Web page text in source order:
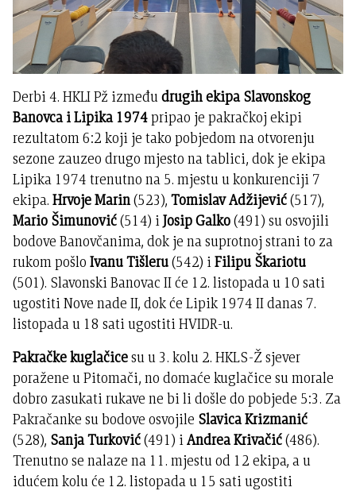
Derbi 4. HKLI Pž izmeđudrugih ekipaSlavonskog
Banovca i Lipika 1974pripao je pakračkoj ekipi
rezultatom 6:2 koji je tako pobjedom na otvorenju
sezone zauzeo drugo mjesto na tablici, dok je ekipa
Lipika 1974 trenutno na 5. mjestu u konkurenciji 7
ekipa.Hrvoje Marin(523),Tomislav Adžijević(517),
Mario Šimunović(514) iJosip Galko(491) su osvojili
bodove Banovčanima, dok je na suprotnoj strani to za
rukom pošloIvanu Tišleru(542) iFilipu Škariotu
(501). Slavonski Banovac II će 12. listopada u 10 sati
ugostiti Nove nade II, dok će Lipik 1974 II danas 7.
listopada u 18 sati ugostiti HVIDR-u.
Pakračke kuglačicesu u 3. kolu 2. HKLS-Ž sjever
poražene u Pitomači, no domaće kuglačice su morale
dobro zasukati rukave ne bi li došle do pobjede 5:3. Za
Pakračanke su bodove osvojile Slavica Krizmanić
(528), Sanja Turković(491) iAndrea Krivačić(486).
Trenutno se nalaze na 11. mjestu od 12 ekipa, a u
idućem kolu će 12. listopada u 15 sati ugostiti